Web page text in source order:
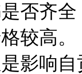
否齐
较高。
影响